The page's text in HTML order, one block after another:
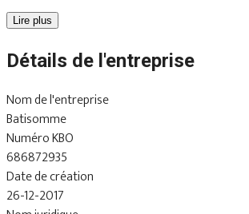
Lire plus
Détails de l'entreprise
Nom de l'entreprise
Batisomme
Numéro KBO
686872935
Date de création
26-12-2017